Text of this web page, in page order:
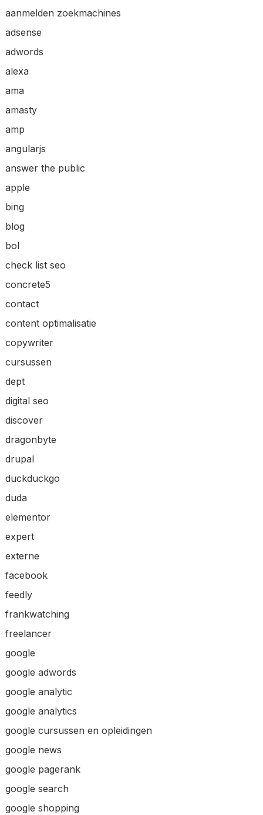
aanmelden zoekmachines
adsense
adwords
alexa
ama
amasty
amp
angularjs
answer the public
apple
bing
blog
bol
check list seo
concrete5
contact
content optimalisatie
copywriter
cursussen
dept
digital seo
discover
dragonbyte
drupal
duckduckgo
duda
elementor
expert
externe
facebook
feedly
frankwatching
freelancer
google
google adwords
google analytic
google analytics
google cursussen en opleidingen
google news
google pagerank
google search
google shopping